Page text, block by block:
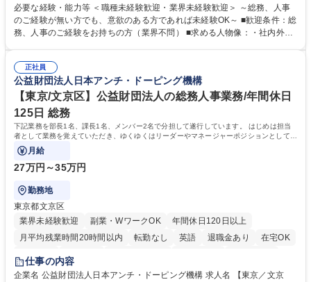
・採用・教育研修 ・福利厚生運用 など ※基本的には事務所勤務ですが、
採用や教育等の業務内容により、関西圏以外への日帰り・宿泊を伴う国内
出張もございます。 ※担当業務を持ちつつ、お互いに助け合いながら、総
必要な経験・能力等 ＜職種未経験歓迎・業界未経験歓迎＞ ～総務、人事
のご経験が無い方でも、意欲のある方であれば未経験OK～ ■歓迎条件：総
務、人事のご経験をお持ちの方（業界不問） ■求める人物像：・社内外の
正社員
公益財団法人日本アンチ・ドーピング機構
【東京/文京区】公益財団法人の総務人事業務/年間休日
125日 総務
下記業務を部長1名、課長1名、メンバー2名で分担して遂行しています。 はじめは担当
者として業務を覚えていただき、ゆくゆくはリーダーやマネージャーポジションとして活
躍いただくことを期待しています。
月給
27万円～35万円
勤務地
東京都文京区
業界未経験歓迎
副業・WワークOK
年間休日120日以上
月平均残業時間20時間以内
転勤なし 英語 退職金あり
在宅OK
賞与あり
育休あり
食事補助あり
仕事の内容
企業名 公益財団法人日本アンチ・ドーピング機構 求人名 【東京／文京